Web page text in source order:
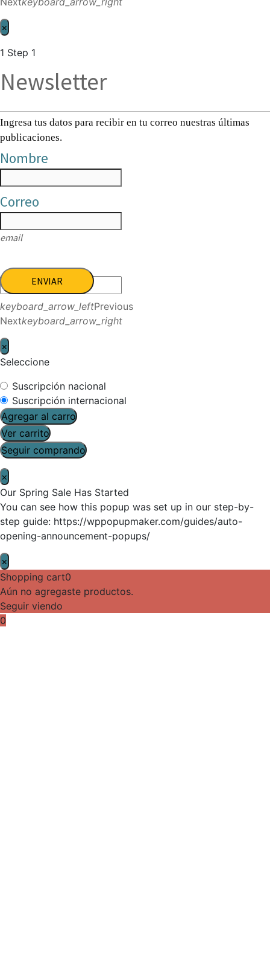
×
1 Step 1
Newsletter
Ingresa tus datos para recibir en tu correo nuestras últimas
publicaciones.
Nombre
Correo
email
ENVIAR
keyboard_arrow_leftPrevious
Nextkeyboard_arrow_right
×
Seleccione
Suscripción nacional
Suscripción internacional
Agregar al carro
Ver carrito
Seguir comprando
×
Our Spring Sale Has Started
You can see how this popup was set up in our step-by-
step guide: https://wppopupmaker.com/guides/auto-
opening-announcement-popups/
×
Shopping cart0
Aún no agregaste productos.
Seguir viendo
0